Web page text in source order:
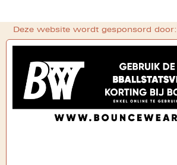
Deze website wordt gesponsord door: